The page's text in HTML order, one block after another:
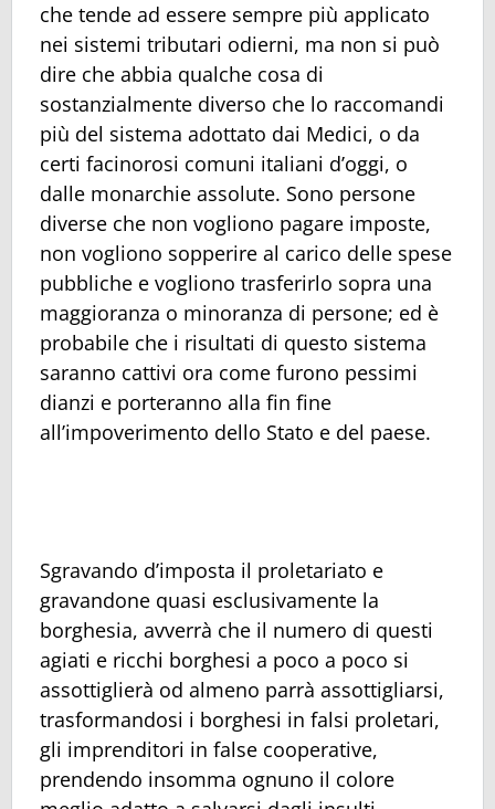
che tende ad essere sempre più applicato
nei sistemi tributari odierni, ma non si può
dire che abbia qualche cosa di
sostanzialmente diverso che lo raccomandi
più del sistema adottato dai Medici, o da
certi facinorosi comuni italiani d’oggi, o
dalle monarchie assolute. Sono persone
diverse che non vogliono pagare imposte,
non vogliono sopperire al carico delle spese
pubbliche e vogliono trasferirlo sopra una
maggioranza o minoranza di persone; ed è
probabile che i risultati di questo sistema
saranno cattivi ora come furono pessimi
dianzi e porteranno alla fin fine
all’impoverimento dello Stato e del paese.
Sgravando d’imposta il proletariato e
gravandone quasi esclusivamente la
borghesia, avverrà che il numero di questi
agiati e ricchi borghesi a poco a poco si
assottiglierà od almeno parrà assottigliarsi,
trasformandosi i borghesi in falsi proletari,
gli imprenditori in false cooperative,
prendendo insomma ognuno il colore